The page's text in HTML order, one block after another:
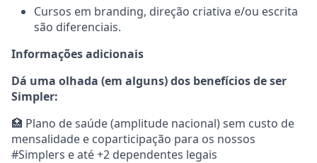
Cursos em branding, direção criativa e/ou escrita
são diferenciais.
Informações adicionais
Dá uma olhada (em alguns) dos benefícios de ser
Simpler:
🏥 Plano de saúde (amplitude nacional) sem custo de
mensalidade e coparticipação para os nossos
#Simplers e até +2 dependentes legais